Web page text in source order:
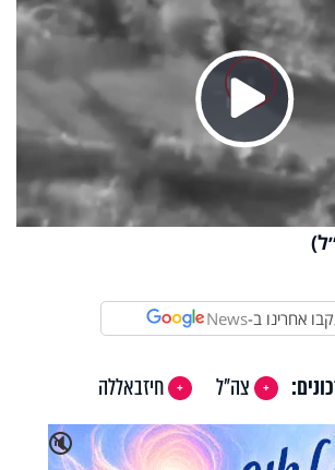
אחרינו ב-News
צה"ל
חיזבאללה
🔇